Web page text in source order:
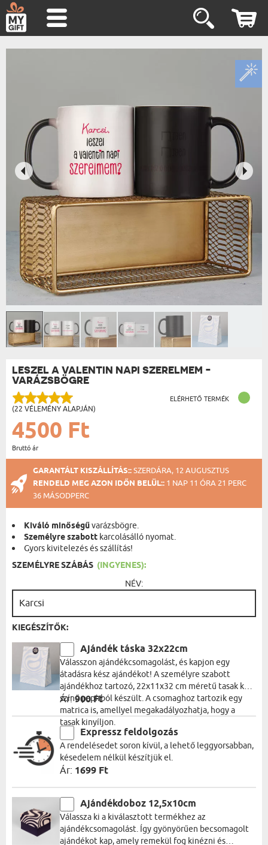
LESZEL A VALENTIN NAPI SZERELMEM -
VARÁZSBÖGRE
(22 VÉLEMÉNY ALAPJÁN)
ELÉRHETŐ TERMÉK
4500 Ft
Bruttó ár
GARANTÁLT KISZÁLLÍTÁS::SZERDÁRA, 12 AUGUSZTUS
RENDELD MEG AZON IDŐN BELÜL:: 1 NAP 11 ÓRA 21 PERC
35 MÁSODPERC
Kiváló minőségűvarázsbögre.
Személyre szabott karcolásálló nyomat.
Gyors kivitelezés és szállítás!
SZEMÉLYRE SZÁBÁS (INGYENES):
NÉV:
KIEGÉSZÍTŐK:
Ajándék táska 32x22cm
Válasszon ajándékcsomagolást, és kapjon egy
átadásra kész ajándékot! A személyre szabott
ajándékhoz tartozó, 22x11x32 cm méretű tasak kék
színű papírból készült. A csomaghoz tartozik egy
matrica is, amellyel megakadályozhatja, hogy a
tasak kinyíljon.
Ár:900 Ft
Expressz feldolgozás
A rendelésedet soron kívül, a lehető leggyorsabban,
késedelem nélkül készítjük el.
Ár: 1699 Ft
Ajándékdoboz 12,5x10cm
Válassza ki a kiválasztott termékhez az
ajándékcsomagolást. Így gyönyörűen becsomagolt
ajándékot kap, amely remekül fog kinézni és